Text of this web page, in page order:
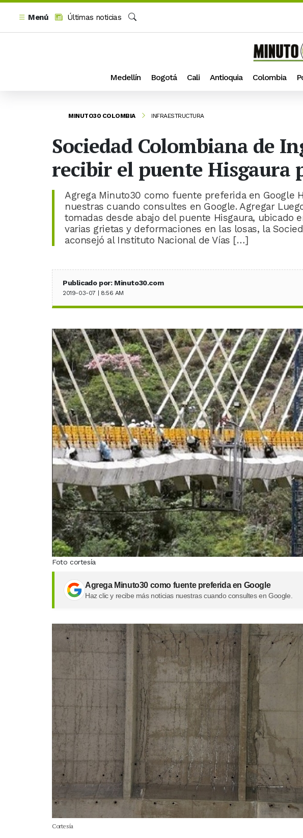
Menú
Últimas noticias
Medellín Bogotá Cali Antioquia Colombia
MINUTO30 COLOMBIA INFRAESTRUCTURA
Sociedad Colombiana de
recibir el puente Hisgaura
Agrega Minuto30 como fuente preferida en Google
nuestras cuando consultes en Google. Agregar
tomadas desde abajo del puente Hisgaura, ubicado
varias grietas y deformaciones en las losas, la
aconsejó al Instituto Nacional de Vías […]
Publicado por: Minuto30.com
2019-03-07 | 8:56 AM
Foto cortesía
Agrega Minuto30 como fuente preferida en Google
Haz clic y recibe más noticias nuestras cuando consultes en Google.
Cortesía